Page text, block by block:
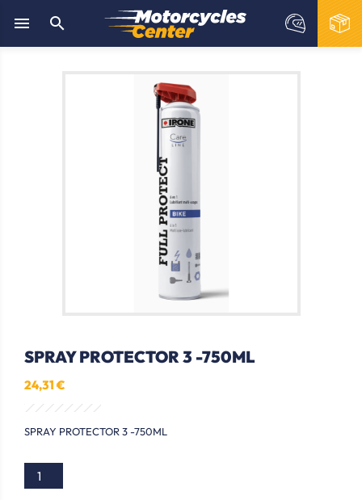
 
SPRAY PROTECTOR 3 -750ML
24,31 €
SPRAY PROTECTOR 3 -750ML